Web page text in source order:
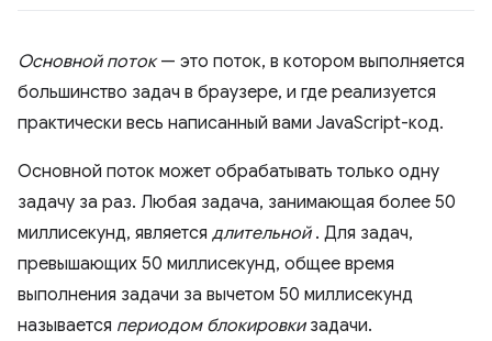
Основной поток— это поток, в котором выполняется
большинство задач в браузере, и где реализуется
практически весь написанный вами JavaScript-код.
Основной поток может обрабатывать только одну
задачу за раз. Любая задача, занимающая более 50
миллисекунд, является длительной. Для задач,
превышающих 50 миллисекунд, общее время
выполнения задачи за вычетом 50 миллисекунд
называется периодом блокировкизадачи.